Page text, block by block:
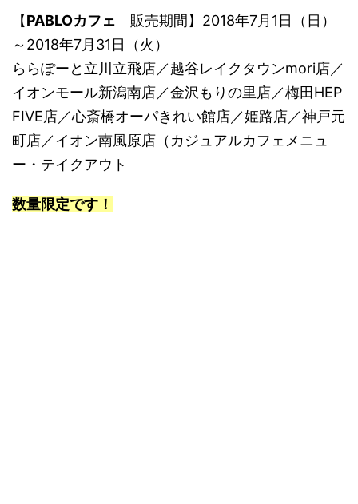
【PABLOカフェ 販売期間】2018年7月1日（日）
～2018年7月31日（火）
ららぽーと立川立飛店／越谷レイクタウンmori店／
イオンモール新潟南店／金沢もりの里店／梅田HEP
FIVE店／心斎橋オーパきれい館店／姫路店／神戸元
町店／イオン南風原店（カジュアルカフェメニュ
ー・テイクアウト
数量限定です！